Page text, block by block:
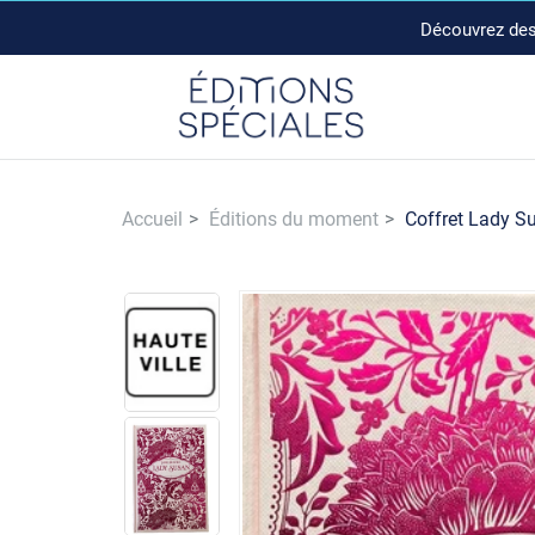
Découvrez
Accueil Éditions du moment Coffret Lady